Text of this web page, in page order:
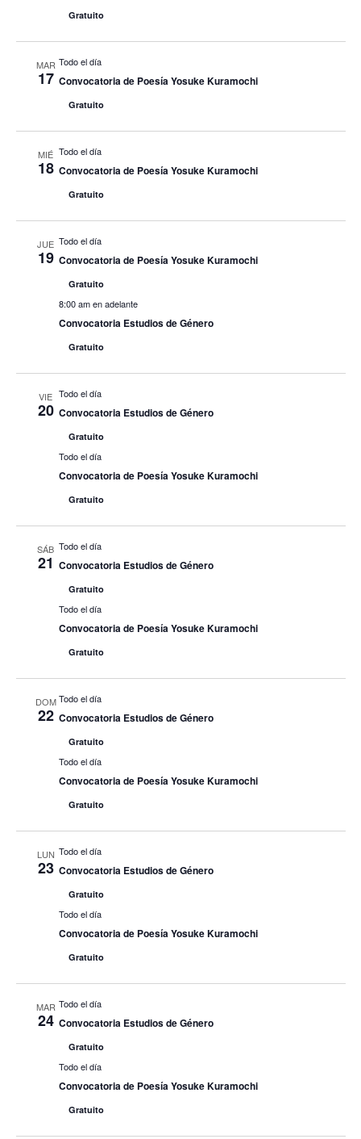
Gratuito
MAR
17
Todo el día
Convocatoria de Poesía Yosuke Kuramochi
Gratuito
MIÉ
18
Todo el día
Convocatoria de Poesía Yosuke Kuramochi
Gratuito
JUE
19
Todo el día
Convocatoria de Poesía Yosuke Kuramochi
Gratuito
8:00 am en adelante
Convocatoria Estudios de Género
Gratuito
VIE
20
Todo el día
Convocatoria Estudios de Género
Gratuito
Todo el día
Convocatoria de Poesía Yosuke Kuramochi
Gratuito
SÁB
21
Todo el día
Convocatoria Estudios de Género
Gratuito
Todo el día
Convocatoria de Poesía Yosuke Kuramochi
Gratuito
DOM
22
Todo el día
Convocatoria Estudios de Género
Gratuito
Todo el día
Convocatoria de Poesía Yosuke Kuramochi
Gratuito
LUN
23
Todo el día
Convocatoria Estudios de Género
Gratuito
Todo el día
Convocatoria de Poesía Yosuke Kuramochi
Gratuito
MAR
24
Todo el día
Convocatoria Estudios de Género
Gratuito
Todo el día
Convocatoria de Poesía Yosuke Kuramochi
Gratuito